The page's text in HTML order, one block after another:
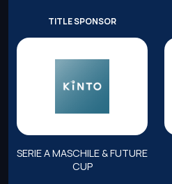
TITLE SPONSOR
SERIE A MASCHILE & FUTURE
CUP